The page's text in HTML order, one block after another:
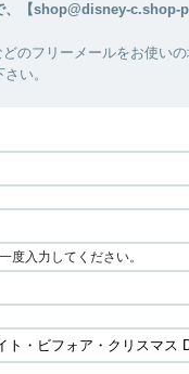
、【shop@disney-c.shop-
のフリーメールをお使い
い。
度入力してください。